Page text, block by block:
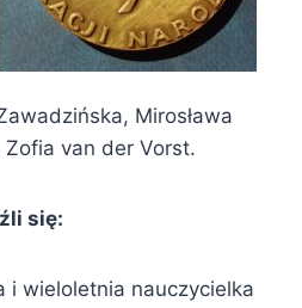
Mirosława
van der Vorst.
się:
i wieloletnia nauczycielka